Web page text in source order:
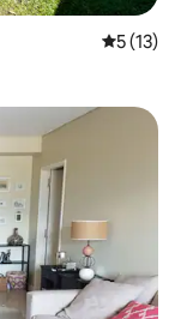
レビュー
5 (13)